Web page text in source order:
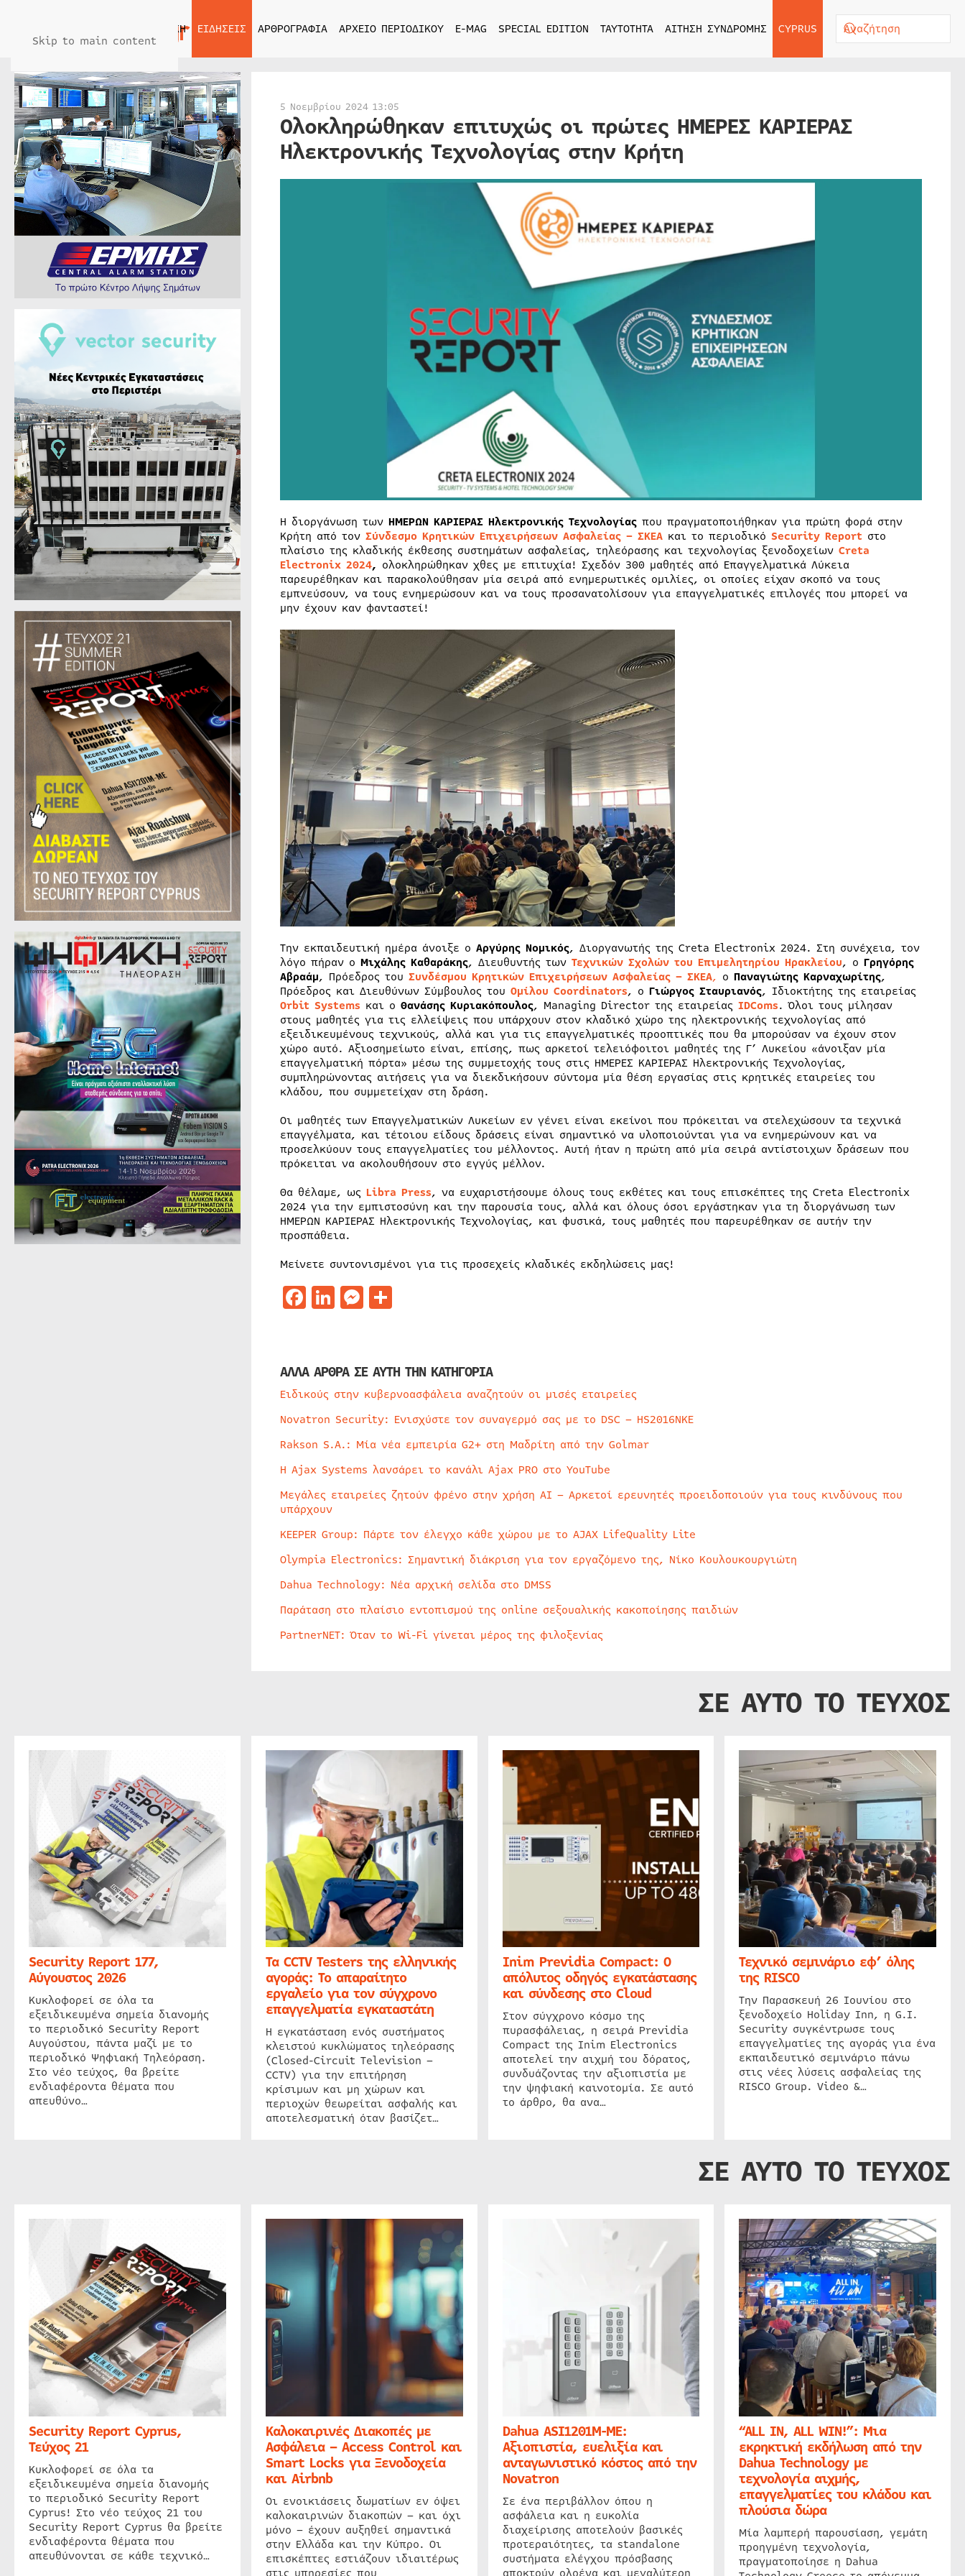
Skip to main content
ΑΡΧΙΚΗ ΕΙΔΗΣΕΙΣ ΑΡΘΡΟΓΡΑΦΙΑ ΑΡΧΕΙΟ ΠΕΡΙΟΔΙΚΟΥ E-MAG SPECIAL EDITION ΤΑΥΤΟΤΗΤΑ ΑΙΤΗΣΗ ΣΥΝΔΡΟΜΗΣ CYPRUS
5 Νοεμβρίου 2024 13:05
Ολοκληρώθηκαν επιτυχώς οι πρώτες ΗΜΕΡΕΣ ΚΑΡΙΕΡΑΣ
Ηλεκτρονικής Τεχνολογίας στην Κρήτη
Η διοργάνωση των ΗΜΕΡΩΝ ΚΑΡΙΕΡΑΣ Ηλεκτρονικής Τεχνολογίαςπου πραγματοποιήθηκαν για πρώτη φορά στην
Κρήτη από τον Σύνδεσμο Κρητικών Επιχειρήσεων Ασφαλείας – ΣΚΕΑκαι το περιοδικό Security Report στο
πλαίσιο της κλαδικής έκθεσης συστημάτων ασφαλείας, τηλεόρασης και τεχνολογίας ξενοδοχείων Creta
Electronix 2024, ολοκληρώθηκαν χθες με επιτυχία! Σχεδόν 300 μαθητές από Επαγγελματικά Λύκεια
παρευρέθηκαν και παρακολούθησαν μία σειρά από ενημερωτικές ομιλίες, οι οποίες είχαν σκοπό να τους
εμπνεύσουν, να τους ενημερώσουν και να τους προσανατολίσουν για επαγγελματικές επιλογές που μπορεί να
μην έχουν καν φανταστεί!
Την εκπαιδευτική ημέρα άνοιξε ο Αργύρης Νομικός, Διοργανωτής της Creta Electronix 2024. Στη συνέχεια, τον
λόγο πήραν ο Μιχάλης Καθαράκης, Διευθυντής των Τεχνικών Σχολών του Επιμελητηρίου Ηρακλείου, ο Γρηγόρης
Αβραάμ, Πρόεδρος του Συνδέσμου Κρητικών Επιχειρήσεων Ασφαλείας – ΣΚΕΑ, ο Παναγιώτης Καρναχωρίτης,
Πρόεδρος και Διευθύνων Σύμβουλος του Ομίλου Coordinators, ο Γιώργος Σταυριανός, Ιδιοκτήτης της εταιρείας
Orbit Systems και ο Θανάσης Κυριακόπουλος, Managing Director της εταιρείας IDComs. Όλοι τους μίλησαν
στους μαθητές για τις ελλείψεις που υπάρχουν στον κλαδικό χώρο της ηλεκτρονικής τεχνολογίας από
εξειδικευμένους τεχνικούς, αλλά και για τις επαγγελματικές προοπτικές που θα μπορούσαν να έχουν στον
χώρο αυτό. Αξιοσημείωτο είναι, επίσης, πως αρκετοί τελειόφοιτοι μαθητές της Γ’ Λυκείου «άνοιξαν μία
επαγγελματική πόρτα» μέσω της συμμετοχής τους στις ΗΜΕΡΕΣ ΚΑΡΙΕΡΑΣ Ηλεκτρονικής Τεχνολογίας,
συμπληρώνοντας αιτήσεις για να διεκδικήσουν σύντομα μία θέση εργασίας στις κρητικές εταιρείες του
κλάδου, που συμμετείχαν στη δράση.
Οι μαθητές των Επαγγελματικών Λυκείων εν γένει είναι εκείνοι που πρόκειται να στελεχώσουν τα τεχνικά
επαγγέλματα, και τέτοιου είδους δράσεις είναι σημαντικό να υλοποιούνται για να ενημερώνουν και να
προσελκύουν τους επαγγελματίες του μέλλοντος. Αυτή ήταν η πρώτη από μία σειρά αντίστοιχων δράσεων που
πρόκειται να ακολουθήσουν στο εγγύς μέλλον.
Θα θέλαμε, ως Libra Press, να ευχαριστήσουμε όλους τους εκθέτες και τους επισκέπτες της Creta Electronix
2024 για την εμπιστοσύνη και την παρουσία τους, αλλά και όλους όσοι εργάστηκαν για τη διοργάνωση των
ΗΜΕΡΩΝ ΚΑΡΙΕΡΑΣ Ηλεκτρονικής Τεχνολογίας, και φυσικά, τους μαθητές που παρευρέθηκαν σε αυτήν την
προσπάθεια.
Μείνετε συντονισμένοι για τις προσεχείς κλαδικές εκδηλώσεις μας!
Facebook
LinkedIn
Messenger
Μοιραστείτε
ΑΛΛΑ ΑΡΘΡΑ ΣΕ ΑΥΤΗ ΤΗΝ ΚΑΤΗΓΟΡΙΑ
Ειδικούς στην κυβερνοασφάλεια αναζητούν οι μισές εταιρείες
Novatron Security: Ενισχύστε τον συναγερμό σας με το DSC – HS2016NKE
Rakson S.A.: Μία νέα εμπειρία G2+ στη Μαδρίτη από την Golmar
Η Ajax Systems λανσάρει το κανάλι Ajax PRO στο YouTube
Μεγάλες εταιρείες ζητούν φρένο στην χρήση AI – Αρκετοί ερευνητές προειδοποιούν για τους κινδύνους που
υπάρχουν
KEEPER Group: Πάρτε τον έλεγχο κάθε χώρου με το AJAX LifeQuality Lite
Olympia Electronics: Σημαντική διάκριση για τον εργαζόμενο της, Νίκο Κουλουκουργιώτη
Dahua Technology: Νέα αρχική σελίδα στο DMSS
Παράταση στο πλαίσιο εντοπισμού της online σεξουαλικής κακοποίησης παιδιών
PartnerNET: Όταν το Wi-Fi γίνεται μέρος της φιλοξενίας
ΣΕ ΑΥΤΟ ΤΟ ΤΕΥΧΟΣ
Security Report 177,
Αύγουστος 2026
Κυκλοφορεί σε όλα τα
εξειδικευμένα σημεία διανομής
το περιοδικό Security Report
Αυγούστου, πάντα μαζί με το
περιοδικό Ψηφιακή Τηλεόραση.
Στο νέο τεύχος, θα βρείτε
ενδιαφέροντα θέματα που
απευθύνο…
Τα CCTV Testers της ελληνικής
αγοράς: Το απαραίτητο
εργαλείο για τον σύγχρονο
επαγγελματία εγκαταστάτη
Η εγκατάσταση ενός συστήματος
κλειστού κυκλώματος τηλεόρασης
(Closed-Circuit Television –
CCTV) για την επιτήρηση
κρίσιμων και μη χώρων και
περιοχών θεωρείται ασφαλής και
αποτελεσματική όταν βασίζετ…
Inim Previdia Compact: Ο
απόλυτος οδηγός εγκατάστασης
και σύνδεσης στο Cloud
Στον σύγχρονο κόσμο της
πυρασφάλειας, η σειρά Previdia
Compact της Inim Electronics
αποτελεί την αιχμή του δόρατος,
συνδυάζοντας την αξιοπιστία με
την ψηφιακή καινοτομία. Σε αυτό
το άρθρο, θα ανα…
Τεχνικό σεμινάριο εφ’ όλης
της RISCO
Την Παρασκευή 26 Ιουνίου στο
ξενοδοχείο Holiday Inn, η G.I.
Security συγκέντρωσε τους
επαγγελματίες της αγοράς για ένα
εκπαιδευτικό σεμινάριο πάνω
στις νέες λύσεις ασφαλείας της
RISCO Group. Video &…
ΣΕ ΑΥΤΟ ΤΟ ΤΕΥΧΟΣ
Security Report Cyprus,
Τεύχος 21
Κυκλοφορεί σε όλα τα
εξειδικευμένα σημεία διανομής
το περιοδικό Security Report
Cyprus! Στο νέο τεύχος 21 του
Security Report Cyprus θα βρείτε
ενδιαφέροντα θέματα που
απευθύνονται σε κάθε τεχνικό…
Καλοκαιρινές Διακοπές με
Ασφάλεια – Access Control και
Smart Locks για Ξενοδοχεία
και Airbnb
Οι ενοικιάσεις δωματίων εν όψει
καλοκαιρινών διακοπών – και όχι
μόνο – έχουν αυξηθεί σημαντικά
στην Ελλάδα και την Κύπρο. Οι
επισκέπτες εστιάζουν ιδιαιτέρως
Dahua ASI1201M-ME:
Αξιοπιστία, ευελιξία και
ανταγωνιστικό κόστος από την
Novatron
Σε ένα περιβάλλον όπου η
ασφάλεια και η ευκολία
διαχείρισης αποτελούν βασικές
προτεραιότητες, τα standalone
συστήματα ελέγχου πρόσβασης
“ALL IN, ALL WIN!”: Μια
εκρηκτική εκδήλωση από την
Dahua Technology με
τεχνολογία αιχμής,
επαγγελματίες του κλάδου και
πλούσια δώρα
Μία λαμπερή παρουσίαση, γεμάτη
προηγμένη τεχνολογία,
πραγματοποίησε η Dahua